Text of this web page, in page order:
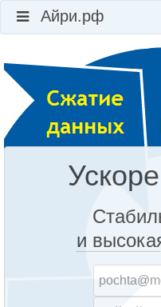
Айри.рф
и